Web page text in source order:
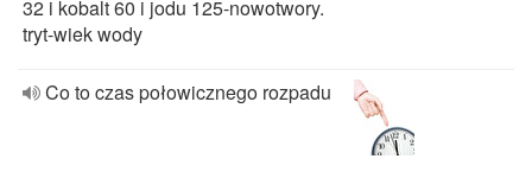
32 i kobalt 60 i jodu 125-nowotwory.
tryt-wiek wody
Co to czas połowicznego rozpadu